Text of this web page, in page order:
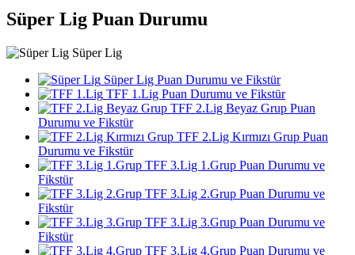
Süper Lig Puan Durumu
Süper Lig
Süper Lig Puan Durumu ve Fikstür
TFF 1.Lig Puan Durumu ve Fikstür
TFF 2.Lig Beyaz Grup Puan
Durumu ve Fikstür
TFF 2.Lig Kırmızı Grup Puan
Durumu ve Fikstür
TFF 3.Lig 1.Grup Puan Durumu ve
Fikstür
TFF 3.Lig 2.Grup Puan Durumu ve
Fikstür
TFF 3.Lig 3.Grup Puan Durumu ve
Fikstür
TFF 3.Lig 4.Grup Puan Durumu ve